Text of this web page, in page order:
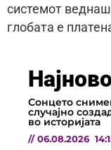
системот веднаш
глобата е
Сонцето
случајно
во историјата
// 06.08.2026